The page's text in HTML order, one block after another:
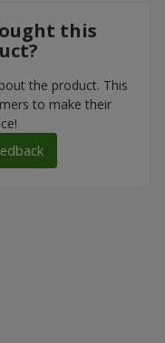
this
the product. This
to make their